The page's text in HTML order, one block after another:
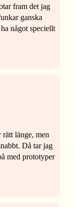
fram det jag
ganska
något speciellt
länge, men
Då tar jag
med prototyper